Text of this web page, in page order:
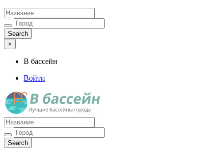
×
В бассейн
Войти
Лучшие бассейны города